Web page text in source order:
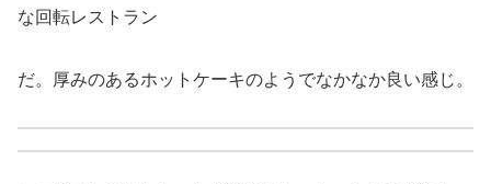
な回転レストラン
だ。厚みのあるホットケーキのようでなかなか良い感じ。